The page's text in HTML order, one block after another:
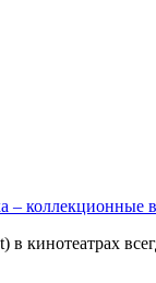
– коллекционные
в кинотеатрах